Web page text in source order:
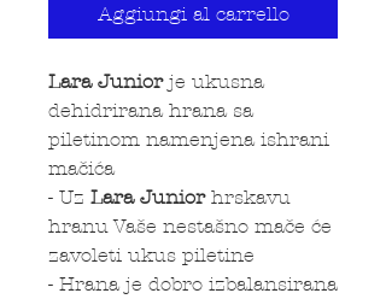
Aggiungi al carrello
Lara Junior je ukusna
dehidrirana hrana sa
piletinom namenjena ishrani
mačića
- Uz Lara Juniorhrskavu
hranu Vaše nestašno mače će
zavoleti ukus piletine
- Hrana je dobro izbalansirana